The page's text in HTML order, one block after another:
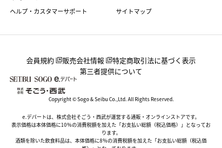
ヘルプ・カスタマーサポート サイトマップ
会員規約 販売会社情報
特定商取引法に基づく表示
第三者提供について
Copyright © Sogo & Seibu Co.,Ltd. All Rights Reserved.
e.デパートは、株式会社そごう・西武が運営する通販・オンラインストアです。
表示価格は本体価格に10％の消費税額を加えた「お支払い総額（税込価格）」となってお
ります。
酒類を除いた飲食料品は、本体価格に8％の消費税額を加えた「お支払い総額（税込価